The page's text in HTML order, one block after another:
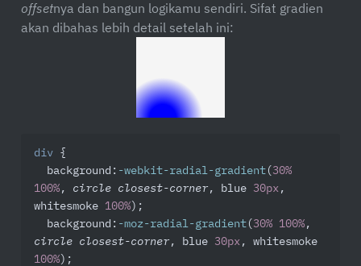
offsetnya dan bangun logikamu sendiri. Sifat gradien
akan dibahas lebih detail setelah ini:
div {
background : -webkit-radial-gradient ( 30%
100% , circle closest-corner, blue 30px ,
whitesmoke 100%);
background : -moz-radial-gradient ( 30% 100%
circle closest-corner, blue 30px
100%);